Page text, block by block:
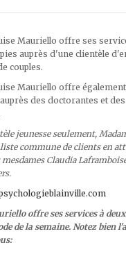
Mauriello offre ses
auprès d'une clientèle
couples.
Mauriello offre
des doctorantes et
jeunesse seulement,
commune de clients en
mesdames Claudia
offre ses services à
de la semaine. Notez bien